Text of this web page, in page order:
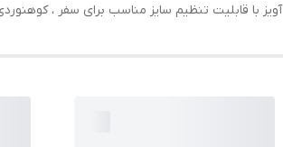
آویز با قابلیت تنظیم سایز مناسب برای سفر ،